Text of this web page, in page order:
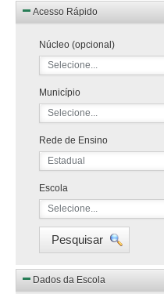
Acesso Rápido
Núcleo (opcional)
Selecione...
Município
Selecione...
Rede de Ensino
Estadual
Escola
Selecione...
Pesquisar
Dados da Escola